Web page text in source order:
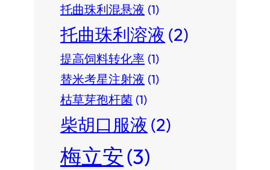
托曲珠利混悬液 (1)
托曲珠利溶液 (2)
提高饲料转化率 (1)
替米考星注射液 (1)
枯草芽孢杆菌 (1)
柴胡口服液 (2)
梅立安(3)